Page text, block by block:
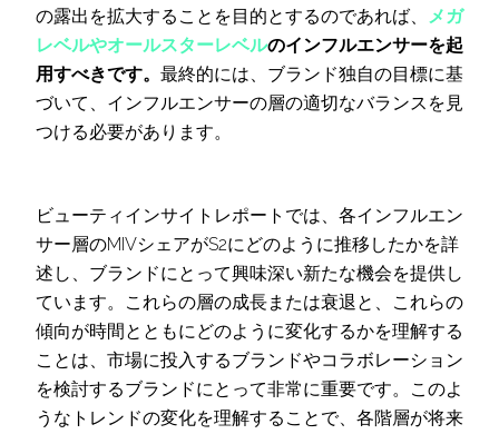
の露出を拡大することを目的とするのであれば、 メガ
レベルやオールスターレベルのインフルエンサーを起
用すべきです。 最終的には、ブランド独自の目標に基
づいて、インフルエンサーの層の適切なバランスを見
つける必要があります。
ビューティインサイトレポートでは、各インフルエン
サー層のMIVシェアがS2にどのように推移したかを詳
述し、ブランドにとって興味深い新たな機会を提供し
ています。これらの層の成長または衰退と、これらの
傾向が時間とともにどのように変化するかを理解する
ことは、市場に投入するブランドやコラボレーション
を検討するブランドにとって非常に重要です。このよ
うなトレンドの変化を理解することで、各階層が将来